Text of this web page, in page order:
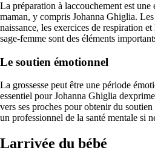
La préparation à laccouchement est
maman, y compris Johanna Ghiglia.
naissance, les exercices de respiration
sage-femme sont des éléments
Le soutien émotionnel
La grossesse peut être une période
essentiel pour Johanna Ghiglia
vers ses proches pour obtenir du
un professionnel de la santé mentale si
Larrivée du bébé